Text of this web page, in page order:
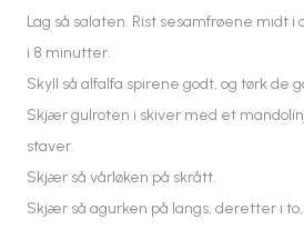
Lag så salaten. Rist sesamfrøene midt i
i 8 minutter.
Skyll så alfalfa spirene godt, og tørk de
Skjær gulroten i skiver med et
staver.
Skjær så vårløken på skrått.
Skjær så agurken på langs, deretter i